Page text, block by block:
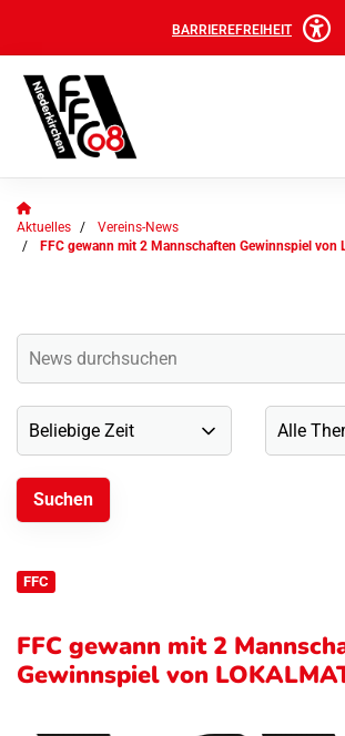
BARRIEREFREIHEIT
Aktuelles
Vereins-News
FFC gewann mit 2 Mannschaften Gewinnspiel von
FFC
FFC gewann mit 2
Gewinnspiel von